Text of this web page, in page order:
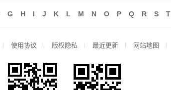
G H I J K L M N O P Q R S T
使用协议 版权隐私 最近更新 网站地图